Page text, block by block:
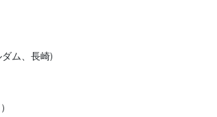
ダム、長崎)